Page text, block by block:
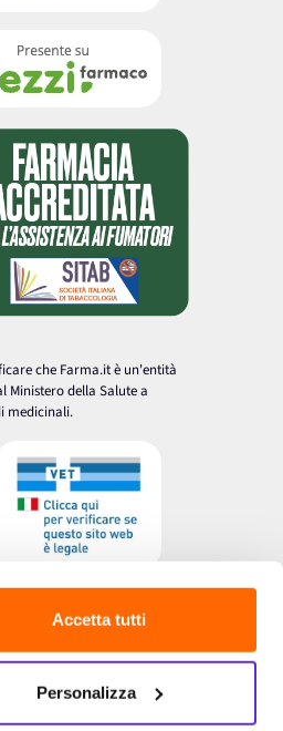
Accetta tutti
Personalizza
che Farma.it è un'entità
della Salute a
medicinali.